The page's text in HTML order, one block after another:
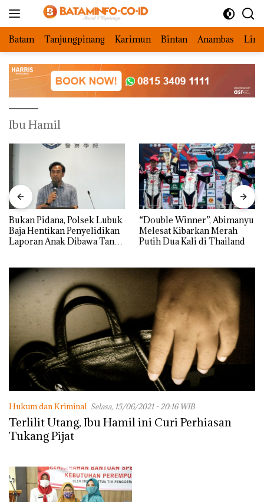
Batam Tanjungpinang Karimun Bintan Anambas
Ibu Hamil
Bukan Pidana, Polsek Lubuk
Baja Hentikan Penyelidikan
Laporan Anak Dibawa Tanpa
“Double Winner”, Abimanyu
Melesat Kibarkan Merah
Putih Dua Kali di Thailand
Hukum dan Kriminal Selasa, 15/06/2021 - 20:16 WIB
Terlilit Utang, Ibu Hamil ini Curi Perhiasan
Tukang Pijat